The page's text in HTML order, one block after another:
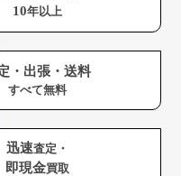
10年以上
・出張・送料
すべて無料
迅速査定・
即現金買取